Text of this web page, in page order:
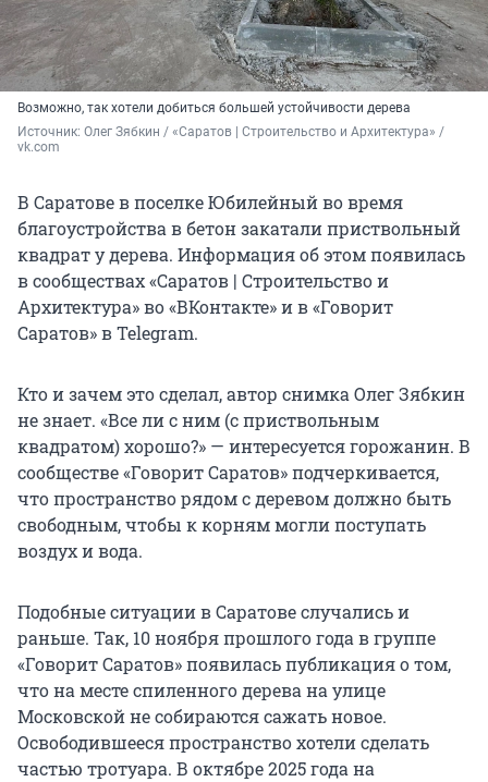
Возможно, так хотели добиться большей устойчивости дерева
Источник: Олег Зябкин / «Саратов | Строительство и Архитектура» /
vk.com
В Саратове в поселке Юбилейный во время
благоустройства в бетон закатали приствольный
квадрат у дерева. Информация об этом появилась
в сообществах «Саратов | Строительство и
Архитектура» во «ВКонтакте» и в «Говорит
Саратов» в Telegram.
Кто и зачем это сделал, автор снимка Олег Зябкин
не знает. «Все ли с ним (с приствольным
квадратом) хорошо?» — интересуется горожанин. В
сообществе «Говорит Саратов» подчеркивается,
что пространство рядом с деревом должно быть
свободным, чтобы к корням могли поступать
воздух и вода.
Подобные ситуации в Саратове случались и
раньше. Так, 10 ноября прошлого года в группе
«Говорит Саратов» появилась публикация о том,
что на месте спиленного дерева на улице
Московской не собираются сажать новое.
Освободившееся пространство хотели сделать
частью тротуара. В октябре 2025 года на